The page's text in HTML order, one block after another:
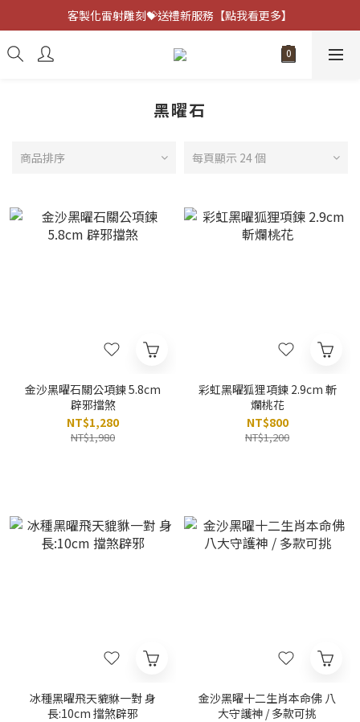
客製化雷射雕刻💝送禮新服務【點我看更多】
客製化雷射雕刻💝送禮新服務【點我看更多】
避邪防小人⚡指定黑曜石 任選兩件75折
黑曜石
商品排序 每頁顯示 24 個
金沙黑曜石關公項鍊 5.8cm
辟邪擋煞
NT$1,280
NT$1,980
彩虹黑曜狐狸項鍊 2.9cm 斬
爛桃花
NT$800
NT$1,200
冰種黑曜飛天貔貅一對 身
長:10cm 擋煞辟邪
金沙黑曜十二生肖本命佛 八
大守護神 / 多款可挑